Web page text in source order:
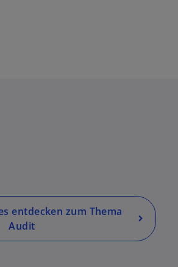
entdecken zum Thema
Audit